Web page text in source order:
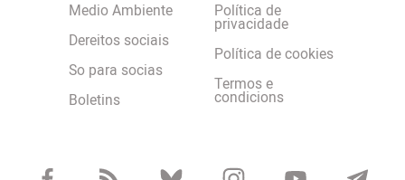
Medio Ambiente
Dereitos sociais
So para socias
Boletins
Política de
privacidade
Política de cookies
Termos e
condicions